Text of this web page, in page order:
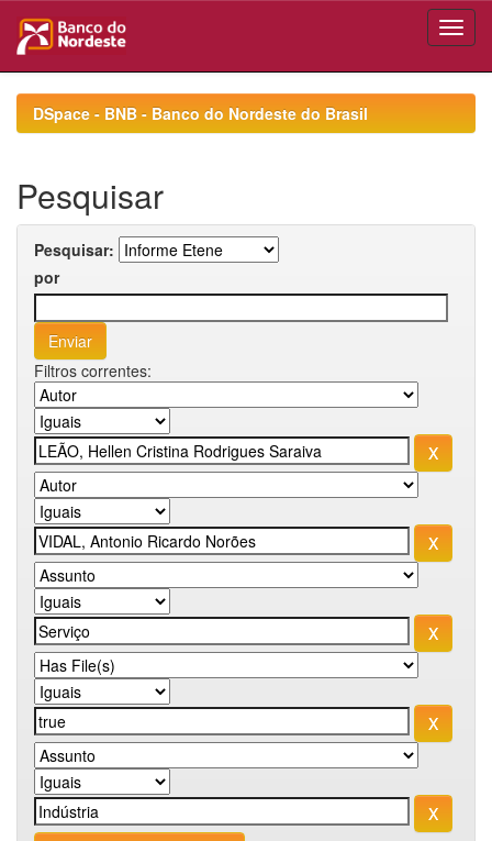
navigationDSpace - BNB - Banco do Nordeste do Brasil
Pesquisar
Pesquisar:
por
Filtros correntes: